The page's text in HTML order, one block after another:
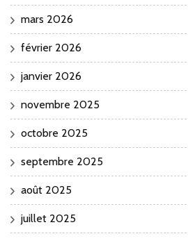
mars 2026
février 2026
janvier 2026
novembre 2025
octobre 2025
septembre 2025
août 2025
juillet 2025